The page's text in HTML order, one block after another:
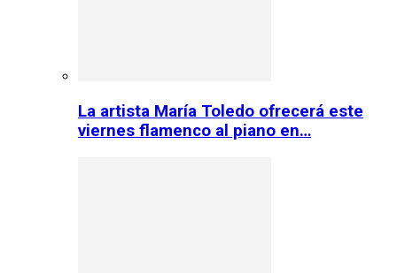
La artista María Toledo ofrecerá este
viernes flamenco al piano en…